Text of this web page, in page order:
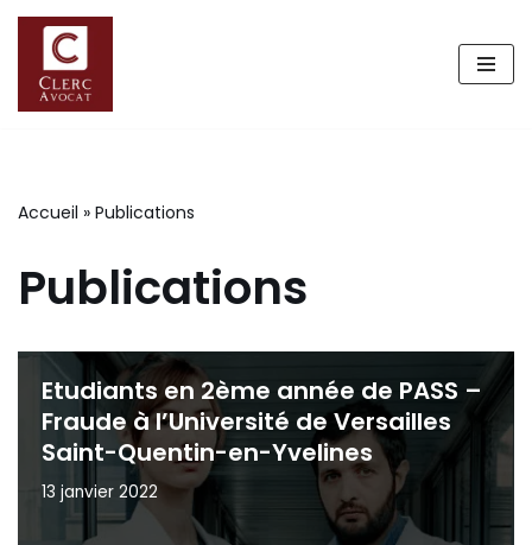
Aller
au
Accueil » Publications
Publications
Etudiants en 2ème année de PASS –
Fraude à l’Université de Versailles
Saint-Quentin-en-Yvelines
13 janvier 2022